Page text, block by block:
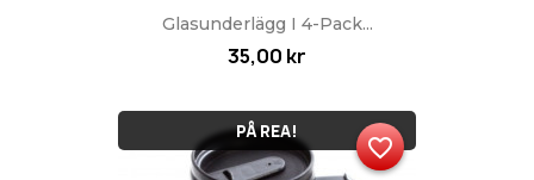
Glasunderlägg I 4-Pack...
35,00 kr
PÅ REA!
favorite_border